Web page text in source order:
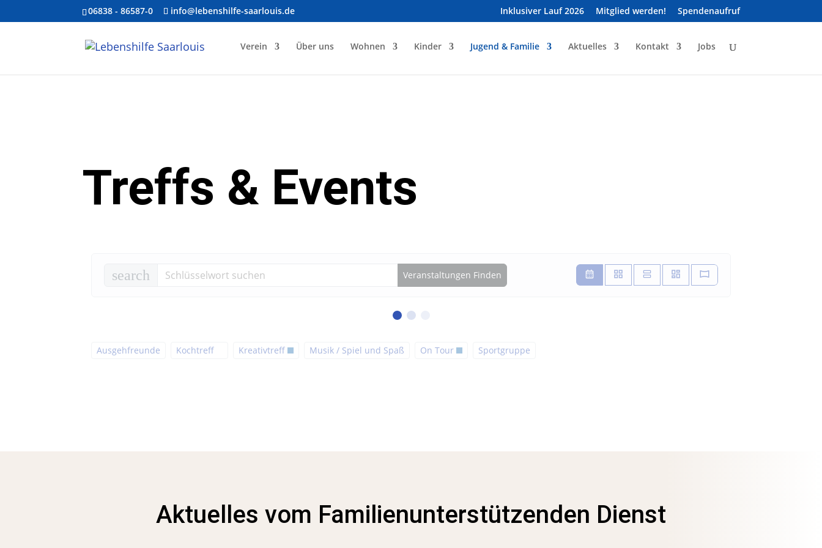
06838 - 86587-0 info@lebenshilfe-saarlouis.de Inklusiver Lauf 2026 Mitglied werden! Spendenaufruf
Verein Über uns Wohnen Kinder Jugend & Familie Aktuelles Kontakt Jobs
Treffs & Events
search Veranstaltungen Finden
Ausgehfreunde Kochtreff Kreativtreff Musik / Spiel und Spaß On Tour Sportgruppe
Aktuelles vom Familienunterstützenden Dienst